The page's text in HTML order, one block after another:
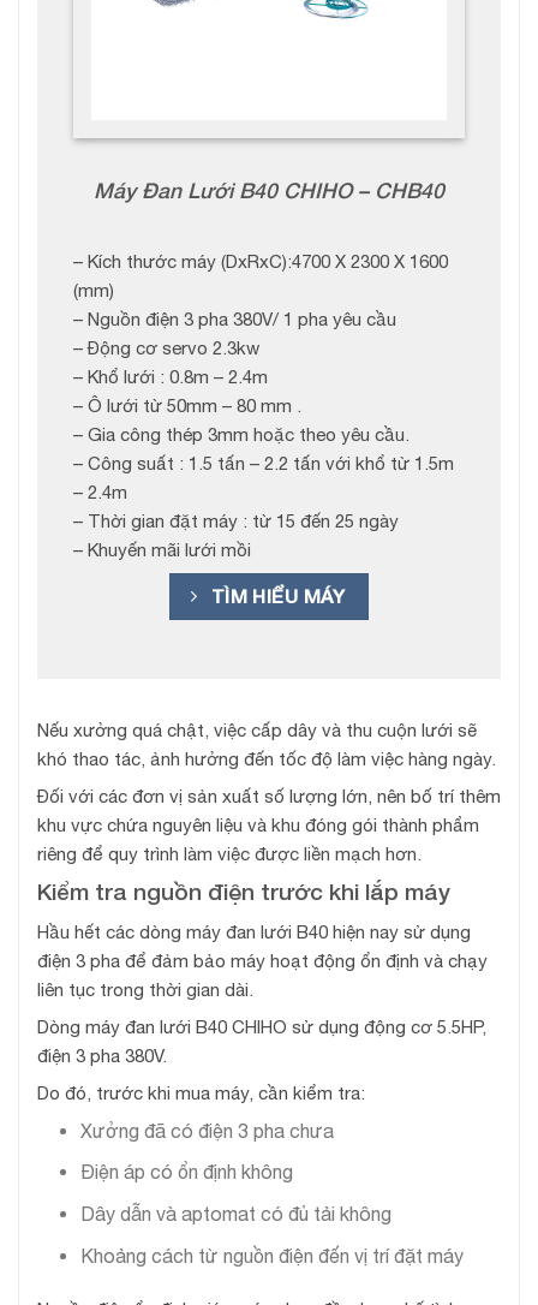
Máy Đan Lưới B40 CHIHO – CHB40
– Kích thước máy (DxRxC):4700 X 2300 X 1600
(mm)
– Nguồn điện 3 pha 380V/ 1 pha yêu cầu
– Động cơ servo 2.3kw
– Khổ lưới : 0.8m – 2.4m
– Ô lưới từ 50mm – 80 mm .
– Gia công thép 3mm hoặc theo yêu cầu.
– Công suất : 1.5 tấn – 2.2 tấn với khổ từ 1.5m
– 2.4m
– Thời gian đặt máy : từ 15 đến 25 ngày
– Khuyến mãi lưới mồi
TÌM HIỂU MÁY
Nếu xưởng quá chật, việc cấp dây và thu cuộn lưới sẽ
khó thao tác, ảnh hưởng đến tốc độ làm việc hàng ngày.
Đối với các đơn vị sản xuất số lượng lớn, nên bố trí thêm
khu vực chứa nguyên liệu và khu đóng gói thành phẩm
riêng để quy trình làm việc được liền mạch hơn.
Kiểm tra nguồn điện trước khi lắp máy
Hầu hết các dòng máy đan lưới B40 hiện nay sử dụng
điện 3 pha để đảm bảo máy hoạt động ổn định và chạy
liên tục trong thời gian dài.
Dòng máy đan lưới B40 CHIHO sử dụng động cơ 5.5HP,
điện 3 pha 380V.
Do đó, trước khi mua máy, cần kiểm tra:
Xưởng đã có điện 3 pha chưa
Điện áp có ổn định không
Dây dẫn và aptomat có đủ tải không
Khoảng cách từ nguồn điện đến vị trí đặt máy